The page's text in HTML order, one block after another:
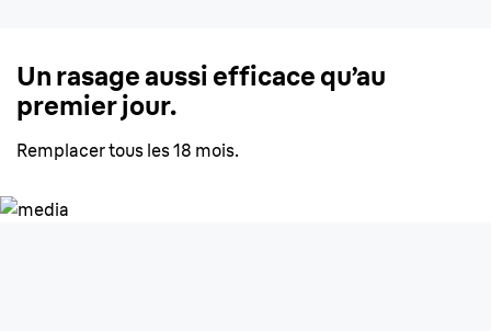
Un rasage aussi efficace qu’au
premier jour.
Remplacer tous les 18 mois.